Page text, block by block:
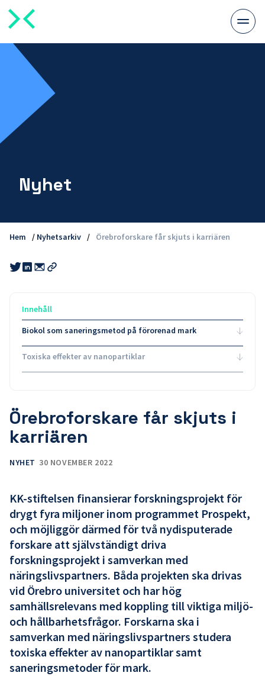
Växla
meny
Nyhet
Hem / Nyhetsarkiv / Örebroforskare får skjuts i karriären
Share
this
email
Share
this
linkedin
Share
this
twitter
Innehåll
Biokol som saneringsmetod på förorenad mark
Toxiska effekter av nanopartiklar
Örebroforskare får skjuts i
karriären
NYHET 30 NOVEMBER 2022
KK-stiftelsen finansierar forskningsprojekt för
drygt fyra miljoner inom programmet Prospekt,
och möjliggör därmed för två nydisputerade
forskare att självständigt driva
forskningsprojekt i samverkan med
näringslivspartners. Båda projekten ska drivas
vid Örebro universitet och har hög
samhällsrelevans med koppling till viktiga miljö-
och hållbarhetsfrågor. Forskarna ska i
samverkan med näringslivspartners studera
toxiska effekter av nanopartiklar samt
saneringsmetoder för mark.